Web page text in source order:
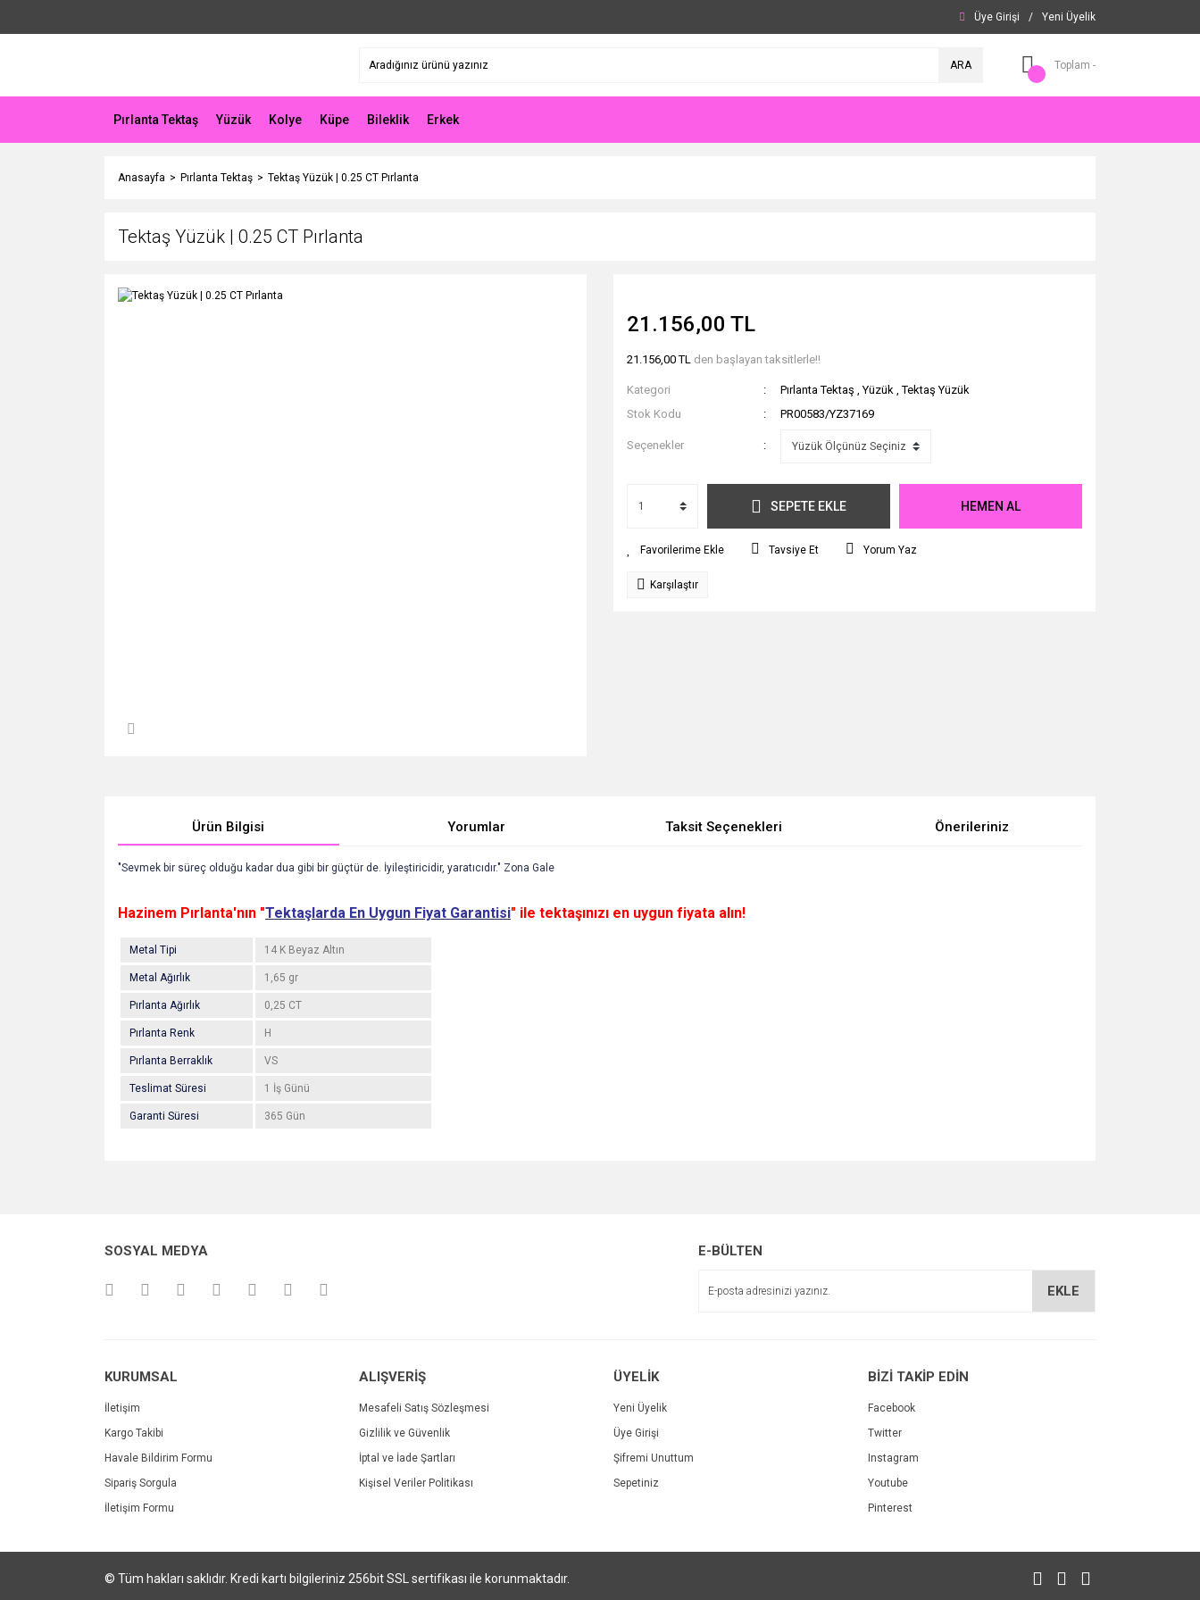
Üye Girişi / Yeni Üyelik
ARA Toplam -
Pırlanta Tektaş Yüzük Kolye Küpe Bileklik Erkek
Anasayfa Pırlanta Tektaş Tektaş Yüzük | 0.25 CT Pırlanta
Tektaş Yüzük | 0.25 CT Pırlanta
21.156,00 TL
21.156,00 TL den başlayan taksitlerle!!
Kategori Pırlanta Tektaş ,Yüzük ,Tektaş Yüzük
Stok Kodu
PR00583/YZ37169
Seçenekler
SEPETE EKLE HEMEN AL
Tavsiye Et Yorum Yaz
Karşılaştır
Ürün Bilgisi Yorumlar Taksit Seçenekleri Önerileriniz
"Sevmek bir süreç olduğu kadar dua gibi bir güçtür de. İyileştiricidir, yaratıcıdır." Zona Gale
Hazinem Pırlanta'nın "Tektaşlarda En Uygun Fiyat Garantisi" ile tektaşınızı en uygun fiyata alın!
Metal Tipi 14 K Beyaz Altın
Metal Ağırlık 1,65 gr
Pırlanta Ağırlık 0,25 CT
Pırlanta Renk H
Pırlanta Berraklık VS
Teslimat Süresi 1 İş Günü
Garanti Süresi 365 Gün
Ürün açıklamasında eksik bilgiler bulunuyor.
SOSYAL MEDYA E-BÜLTEN
EKLE
KURUMSAL
İletişim
Kargo Takibi
Havale Bildirim Formu
Sipariş Sorgula
İletişim Formu
ALIŞVERİŞ
Mesafeli Satış Sözleşmesi
Gizlilik ve Güvenlik
İptal ve İade Şartları
Kişisel Veriler Politikası
ÜYELİK
Yeni Üyelik
Üye Girişi
Şifremi Unuttum
Sepetiniz
BİZİ TAKİP EDİN
Facebook
Twitter
Instagram
Youtube
Pinterest
© Tüm hakları saklıdır. Kredi kartı bilgileriniz 256bit SSL sertifikası ile korunmaktadır.